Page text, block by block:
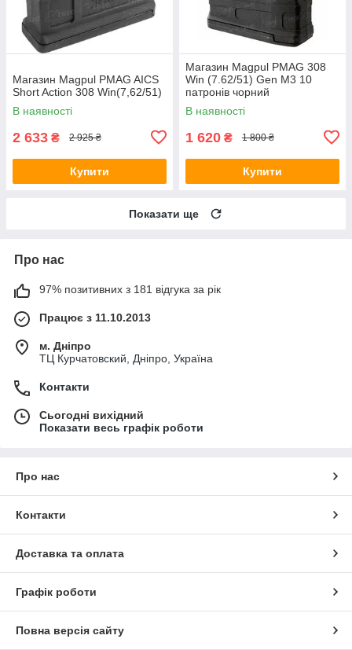
Магазин Magpul PMAG AICS
Short Action 308 Win(7,62/51)
В наявності
2 633 ₴ 2 925 ₴
Купити
Магазин Magpul PMAG 308
Win (7.62/51) Gen M3 10
патронів чорний
В наявності
1 620 ₴ 1 800 ₴
Купити
Показати ще
Про нас
97% позитивних з 181 відгука за рік
Працює з 11.10.2013
м. Дніпро
ТЦ Курчатовский, Дніпро, Україна
Контакти
Сьогодні вихідний
Показати весь графік роботи
Про нас
Контакти
Доставка та оплата
Графік роботи
Повна версія сайту